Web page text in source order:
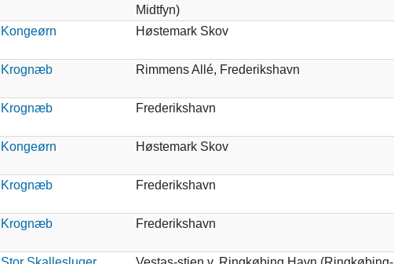
Midtfyn)
Kongeørn Høstemark Skov
Krognæb Rimmens Allé, Frederikshavn
Krognæb Frederikshavn
Kongeørn Høstemark Skov
Krognæb Frederikshavn
Krognæb Frederikshavn